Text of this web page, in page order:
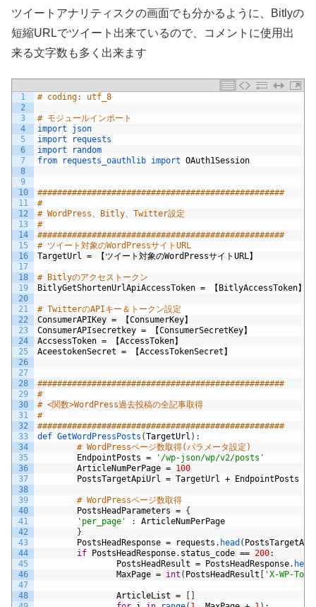
ツイートアナリティスクの画面でも分かるように、Bitlyの
短縮URLでツイート出来ているので、コメントに使用出
来る文字数も多く出来ます
1
2
3
4
5
6
7
8
9
10
11
12
13
14
15
16
17
18
19
20
21
22
23
24
25
26
27
28
29
30
31
32
33
34
35
36
37
38
39
40
41
42
43
44
45
46
47
48
# coding: utf_8
# モジュールインポート
import json
import
requests
import
random
from
requests_oauthlib import OAuth1Session
##################################################
#
# WordPress、Bitly、Twitter設定
#
##################################################
# ツイート対象のWordPressサイトURL
TargetUrl = 【ツイート対象のWordPressサイト URL】
# Bitlyのアクセストークン
BitlyGetShortenUrlApiAccessToken = 【 BitlyAccessToken】
# TwitterのAPIキー＆トークン設定
ConsumerAPIKey = 【ConsumerKey】
ConsumerAPIsecretkey = 【ConsumerSecretKey】
AccsessToken = 【AccessToken】
AceestokenSecret = 【AccessTokenSecret 】
##################################################
#
# <関数>WordPress過去投稿の全記事取得
#
##################################################
def GetWordPressPosts (TargetUrl ) :
# WordPressページ数取得(パラメータ設定)
EndpointPosts =
'/wp-json/wp/v2/posts'
ArticleNumPerPage = 100
PostsTargetApiUrl = TargetUrl + EndpointPosts
# WordPressページ数取得
PostsHeadParameters = {
'per_page'
:
ArticleNumPerPage
}
PostsHeadResponse = requests . head (
if
PostsHeadResponse. status_code == 200:
PostsHeadResult = PostsHeadResponse.
MaxPage = int ( PostsHeadResult 'X-WP-
ArticleList =